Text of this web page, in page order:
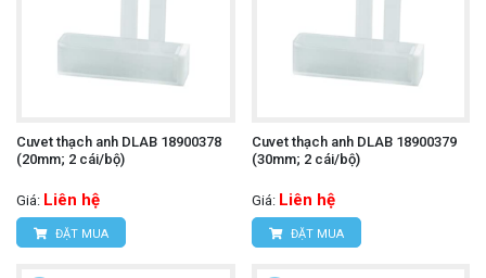
Cuvet thạch anh DLAB 18900378
(20mm; 2 cái/bộ)
Giá: Liên hệ
ĐẶT MUA
Cuvet thạch anh DLAB 18900379
(30mm; 2 cái/bộ)
Giá: Liên hệ
ĐẶT MUA